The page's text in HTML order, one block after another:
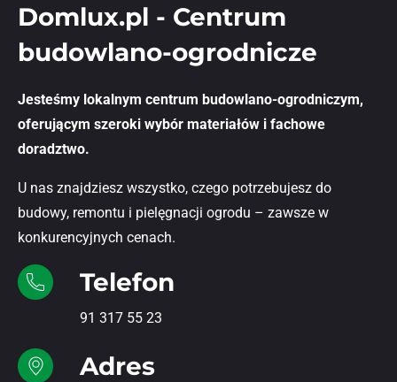
Domlux.pl - Centrum
budowlano-ogrodnicze
Jesteśmy lokalnym centrum budowlano-ogrodniczym,
oferującym szeroki wybór materiałów i fachowe
doradztwo.
U nas znajdziesz wszystko, czego potrzebujesz do
budowy, remontu i pielęgnacji ogrodu – zawsze w
konkurencyjnych cenach.
Telefon
91 317 55 23
Adres